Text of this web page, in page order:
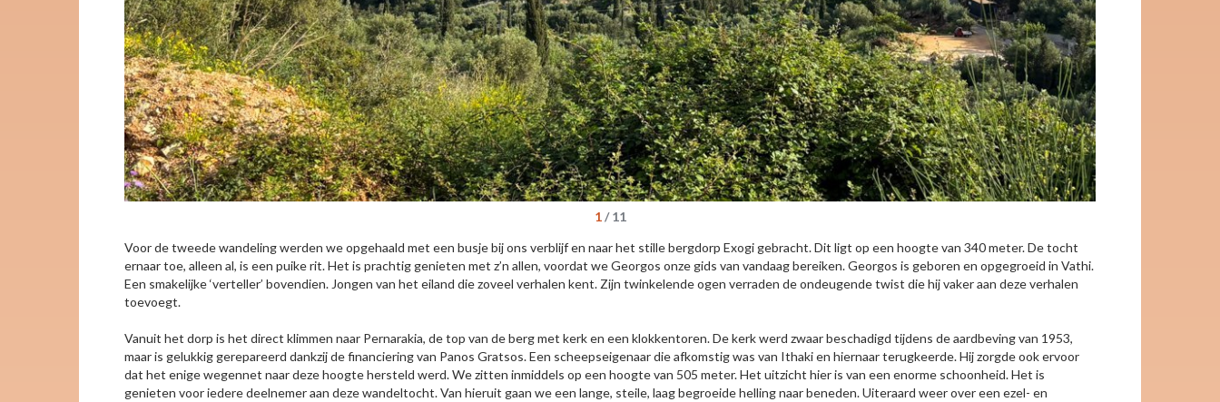
1/11
Voor de tweede wandeling werden we opgehaald met een busje bij ons verblijf en naar het stille bergdorp Exogi gebracht. Dit ligt op een hoogte van 340 meter. De tocht
ernaar toe, alleen al, is een puike rit. Het is prachtig genieten met z’n allen, voordat we Georgos onze gids van vandaag bereiken. Georgos is geboren en opgegroeid in Vathi.
Een smakelijke ‘verteller’ bovendien. Jongen van het eiland die zoveel verhalen kent. Zijn twinkelende ogen verraden de ondeugende twist die hij vaker aan deze verhalen
toevoegt.
Vanuit het dorp is het direct klimmen naar Pernarakia, de top van de berg met kerk en een klokkentoren. De kerk werd zwaar beschadigd tijdens de aardbeving van 1953,
maar is gelukkig gerepareerd dankzij de financiering van Panos Gratsos. Een scheepseigenaar die afkomstig was van Ithaki en hiernaar terugkeerde. Hij zorgde ook ervoor
dat het enige wegennet naar deze hoogte hersteld werd. We zitten inmiddels op een hoogte van 505 meter. Het uitzicht hier is van een enorme schoonheid. Het is
genieten voor iedere deelnemer aan deze wandeltocht. Van hieruit gaan we een lange, steile, laag begroeide helling naar beneden. Uiteraard weer over een ezel- en